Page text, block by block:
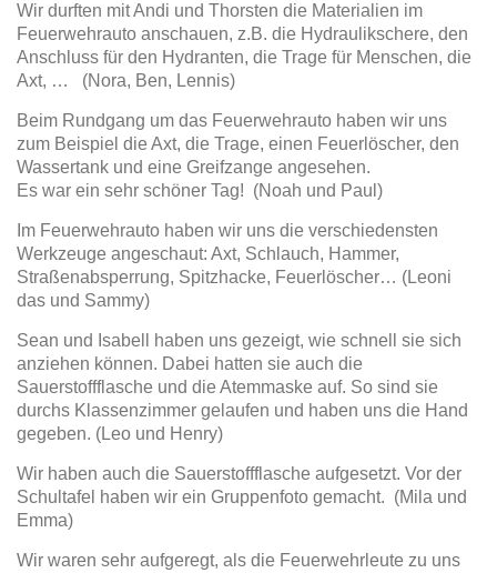
Wir durften mit Andi und Thorsten die Materialien im
Feuerwehrauto anschauen, z.B. die Hydraulikschere, den
Anschluss für den Hydranten, die Trage für Menschen, die
Axt, … (Nora, Ben, Lennis)
Beim Rundgang um das Feuerwehrauto haben wir uns
zum Beispiel die Axt, die Trage, einen Feuerlöscher, den
Wassertank und eine Greifzange angesehen.
Es war ein sehr schöner Tag! (Noah und Paul)
Im Feuerwehrauto haben wir uns die verschiedensten
Werkzeuge angeschaut: Axt, Schlauch, Hammer,
Straßenabsperrung, Spitzhacke, Feuerlöscher… (Leoni
das und Sammy)
Sean und Isabell haben uns gezeigt, wie schnell sie sich
anziehen können. Dabei hatten sie auch die
Sauerstoffflasche und die Atemmaske auf. So sind sie
durchs Klassenzimmer gelaufen und haben uns die Hand
gegeben. (Leo und Henry)
Wir haben auch die Sauerstoffflasche aufgesetzt. Vor der
Schultafel haben wir ein Gruppenfoto gemacht. (Mila und
Emma)
Wir waren sehr aufgeregt, als die Feuerwehrleute zu uns